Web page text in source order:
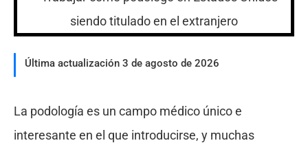
Última actualización 3 de agosto de 2026
La podología es un campo médico único e
interesante en el que introducirse, y muchas